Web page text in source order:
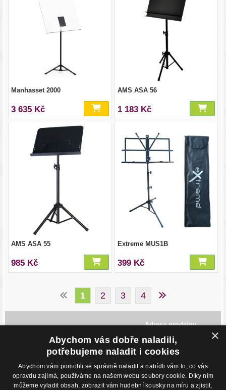
Manhasset 2000
3 635 Kč
AMS ASA 56
1 183 Kč
AMS ASA 55
985 Kč
Extreme MUS1B
399 Kč
1 2 3 4
Adresa prodejny
Havlíčkovo Nábřeží 28,
702 00, Ostrava
Česká Republika
Kontakty
Eshop: +420 725 169 052
O nákupu
Obchodní podmínky
×
Abychom vás dobře naladili,
potřebujeme naladit i cookies
Abychom vám pomohli se správně naladit a nabídli vám to, co vás
opravdu zajímá, používáme na našem webu soubory cookie. Díky nim
můžeme vyladit obsah, zobrazit vám hudební kousky na míru a zjistit,